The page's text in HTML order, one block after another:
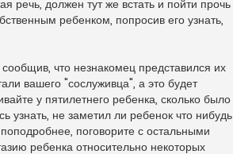
должен тут же встать и пойти прочь
ребенком, попросив его узнать,
что незнакомец представился их
вашего "сослуживца", а это будет
у пятилетнего ребенка, сколько было
узнать, не заметил ли ребенок что нибудь
поговорите с остальными
ребенка относительно некоторых